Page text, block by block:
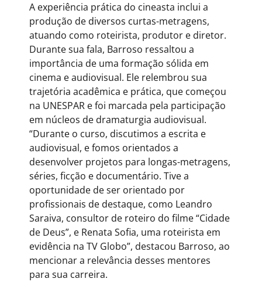
A experiência prática do cineasta inclui a
produção de diversos curtas-metragens,
atuando como roteirista, produtor e diretor.
Durante sua fala, Barroso ressaltou a
importância de uma formação sólida em
cinema e audiovisual. Ele relembrou sua
trajetória acadêmica e prática, que começou
na UNESPAR e foi marcada pela participação
em núcleos de dramaturgia audiovisual.
“Durante o curso, discutimos a escrita e
audiovisual, e fomos orientados a
desenvolver projetos para longas-metragens,
séries, ficção e documentário. Tive a
oportunidade de ser orientado por
profissionais de destaque, como Leandro
Saraiva, consultor de roteiro do filme “Cidade
de Deus”, e Renata Sofia, uma roteirista em
evidência na TV Globo”, destacou Barroso, ao
mencionar a relevância desses mentores
para sua carreira.